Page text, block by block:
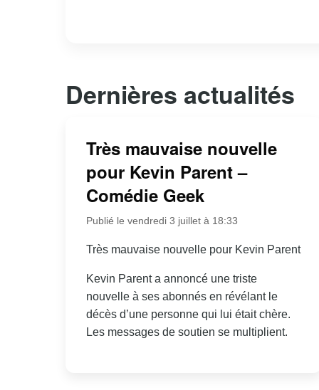
Dernières actualités
Très mauvaise nouvelle
pour Kevin Parent –
Comédie Geek
Publié le vendredi 3 juillet à 18:33
Très mauvaise nouvelle pour Kevin Parent
Kevin Parent a annoncé une triste
nouvelle à ses abonnés en révélant le
décès d’une personne qui lui était chère.
Les messages de soutien se multiplient.